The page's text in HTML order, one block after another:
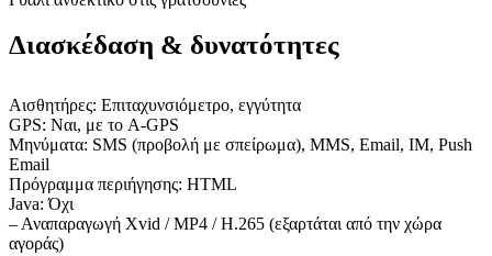
Διασκέδαση & δυνατότητες
Αισθητήρες: Επιταχυνσιόμετρο, εγγύτητα
GPS: Ναι, με το A-GPS
Μηνύματα: SMS (προβολή με σπείρωμα), MMS, Email, IM, Push
Email
Πρόγραμμα περιήγησης: HTML
Java: Όχι
– Αναπαραγωγή Xvid / MP4 / H.265 (εξαρτάται από την χώρα
αγοράς)